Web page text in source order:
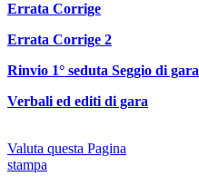
Errata Corrige
Errata Corrige 2
Rinvio 1° seduta Seggio di gara
Verbali ed editi di gara
Valuta questa Pagina
stampa